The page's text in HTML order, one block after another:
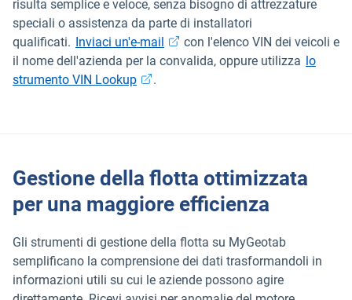
risulta semplice e veloce, senza bisogno di attrezzature
speciali o assistenza da parte di installatori
qualificati. Inviaci un'e-mail Apri in una nuova finestra
con l'elenco VIN dei veicoli e
il nome dell'azienda per la convalida, oppure utilizza lo
strumento VIN LookupApri in una nuova finestra
.
Gestione della flotta ottimizzata
per una maggiore efficienza
Gli strumenti di gestione della flotta su MyGeotab
semplificano la comprensione dei dati trasformandoli in
informazioni utili su cui le aziende possono agire